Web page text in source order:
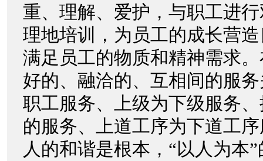
重、理解、爱护，与职工进
理地培训，为员工的成长营
满足员工的物质和精神需求
好的、融洽的、互相间的服
职工服务、上级为下级服务
的服务、上道工序为下道工
人的和谐是根本，“以人为本